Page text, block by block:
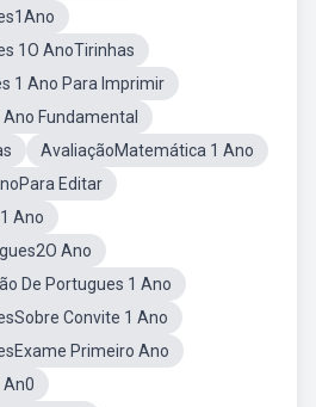
1O AnoTirinhas
1 Ano Para Imprimir
Fundamental
AvaliaçãoMatemática 1 Ano
Editar
Ano
Ano
De Portugues 1 Ano
Convite 1 Ano
Primeiro Ano